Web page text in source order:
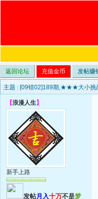
返回论坛 充值金币 发帖赚
主题 : [09错02]189期,★★★大小挑
【浪漫人生】
新手上路
发帖月入十万不是梦